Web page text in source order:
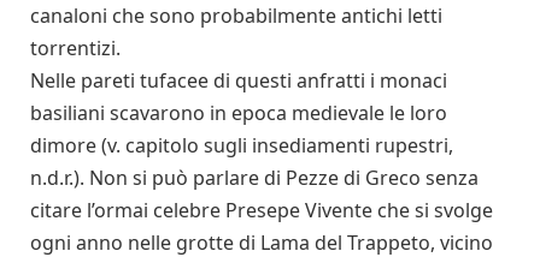
canaloni che sono probabilmente antichi letti
torrentizi.
Nelle pareti tufacee di questi anfratti i monaci
basiliani scavarono in epoca medievale le loro
dimore (v. capitolo sugli insediamenti rupestri,
n.d.r.). Non si può parlare di Pezze di Greco senza
citare l’ormai celebre Presepe Vivente che si svolge
ogni anno nelle grotte di Lama del Trappeto, vicino